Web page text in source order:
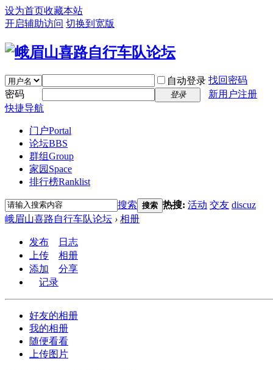
设为首页收藏本站
开启辅助访问 切换到宽版
自动登录 找回密码
密码
登录
新用户注册
快捷导航
门户Portal
论坛BBS
群组Group
家园 Space
排行榜Ranklist
搜索 搜索 热搜: 活动 交友 discuz
峨眉山喜路自行车队论坛 › 相册
发布
日志
上传
相册
添加
分享
记录
好友的相册
我的相册
随便看看
上传图片